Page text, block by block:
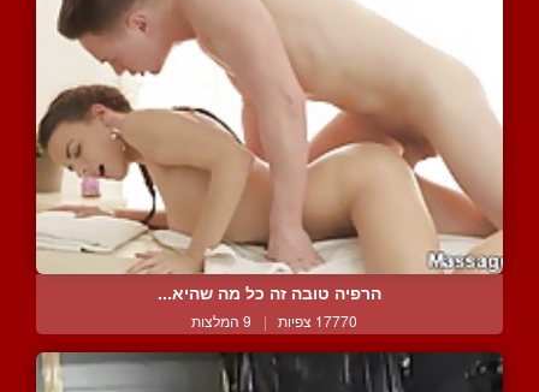
הרפיה טובה זה כל מה שהיא...
17770 צפיות | 9 המלצות